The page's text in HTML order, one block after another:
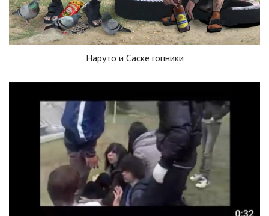
Наруто и Саске гопники